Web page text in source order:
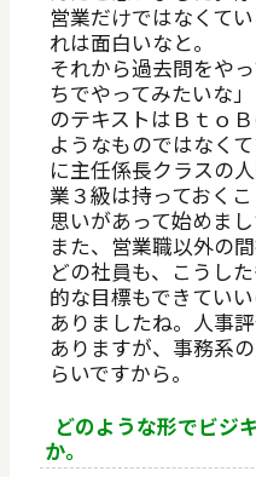
営業だけではなくて
れは面白いなと。
それから過去問をや
ちでやってみたいな
のテキストはＢｔｏ
ようなものではなく
に主任係長クラスの
業３級は持っておく
思いがあって始めまし
また、営業職以外の
どの社員も、こうし
的な目標もできてい
ありましたね。人事
ありますが、事務系
らいですから。
どのような形でビジ
か。